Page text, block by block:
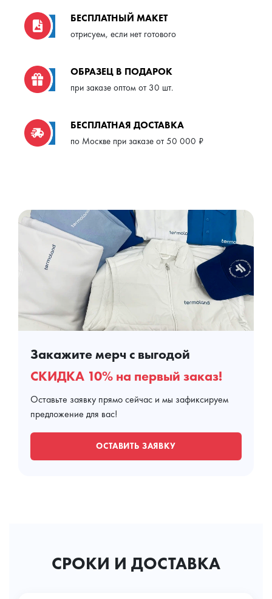
БЕСПЛАТНЫЙ МАКЕТ
отрисуем, если нет готового
ОБРАЗЕЦ В ПОДАРОК
при заказе оптом от 30 шт.
БЕСПЛАТНАЯ ДОСТАВКА
по Москве при заказе от 50 000 ₽
Закажите мерч с выгодой
СКИДКА 10% на первый заказ!
Оставьте заявку прямо сейчас и мы зафиксируем
предложение для вас!
ОСТАВИТЬ ЗАЯВКУ
СРОКИ И ДОСТАВКА